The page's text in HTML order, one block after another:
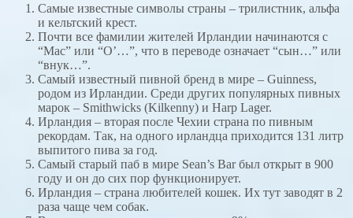
Самые известные символы страны – трилистник, альфа
и кельтский крест.
Почти все фамилии жителей Ирландии начинаются с
“Mac” или “O’…”, что в переводе означает “сын…” или
“внук…”.
Самый известный пивной бренд в мире – Guinness,
родом из Ирландии. Среди других популярных пивных
марок – Smithwicks (Kilkenny) и Harp Lager.
Ирландия – вторая после Чехии страна по пивным
рекордам. Так, на одного ирландца приходится 131 литр
выпитого пива за год.
Самый старый паб в мире Sean’s Bar был открыт в 900
году и он до сих пор функционирует.
Ирландия – страна любителей кошек. Их тут заводят в 2
раза чаще чем собак.